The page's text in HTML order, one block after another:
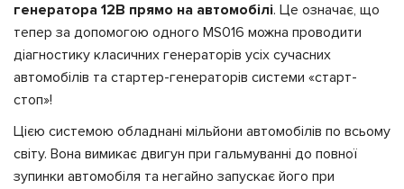
генератора 12В прямо на автомобілі. Це означає, що
тепер за допомогою одного MS016 можна проводити
діагностику класичних генераторів усіх сучасних
автомобілів та стартер-генераторів системи «старт-
стоп»!
Цією системою обладнані мільйони автомобілів по всьому
світу. Вона вимикає двигун при гальмуванні до повної
зупинки автомобіля та негайно запускає його при